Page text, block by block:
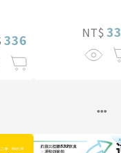
336 NT$